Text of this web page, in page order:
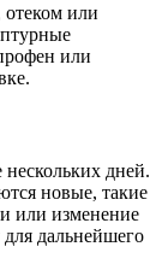
или
или
дней.
новые, такие
или изменение
для дальнейшего